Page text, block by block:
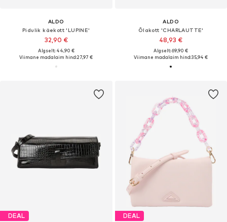
ALDO
Pidulik käekott 'LUPINE'
32,90 €
Algselt: 44,90 €
Viimane madalaim hind:27,97 €
ALDO
Õlakott 'CHARLAUTTE'
48,93 €
Algselt: 69,90 €
Viimane madalaim hind:35,94 €
DEAL DEAL